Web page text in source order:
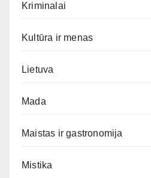
Kriminalai
Kultūra ir menas
Lietuva
Mada
Maistas ir gastronomija
Mistika